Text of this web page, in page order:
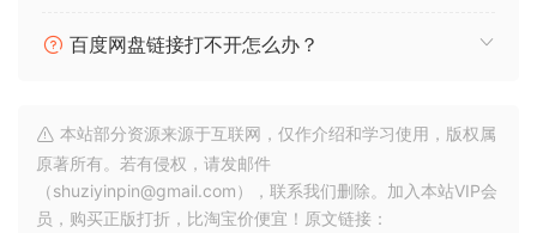
量应用程序中启动，从而在 DAW 时间轴上提供全面、非破坏性
音频重组
使用高精度工具在频谱显示屏上进行超精细音频选择。在
SpectraLayers 或 DAW 生态系统的任何地方，将这些素材提取
到独立图层中进行处理。进行混音和渲染，或在 DAW 时间轴上
百度网盘链接打不开怎么办？
本站部分资源来源于互联网，仅作介绍和学习使用，版权属
原著所有。若有侵权，请发邮件
（shuziyinpin@gmail.com），联系我们删除。加入本站VIP会
员，购买正版打折，比淘宝价便宜！原文链接：